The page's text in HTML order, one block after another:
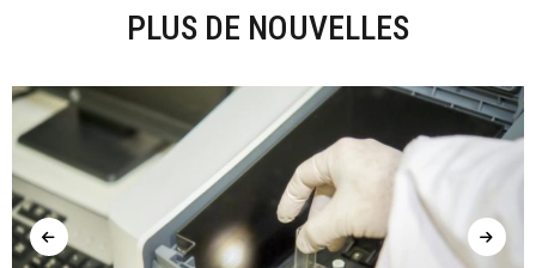
PLUS DE NOUVELLES